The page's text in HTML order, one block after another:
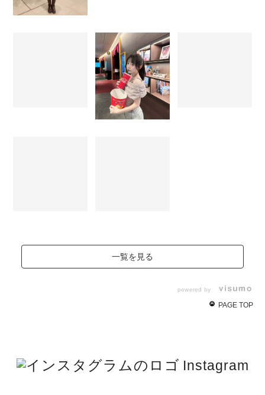
一覧を見る
powered by
PAGE TOP
Instagram